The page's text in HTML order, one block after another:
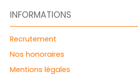
INFORMATIONS
Recrutement
Nos honoraires
Mentions légales